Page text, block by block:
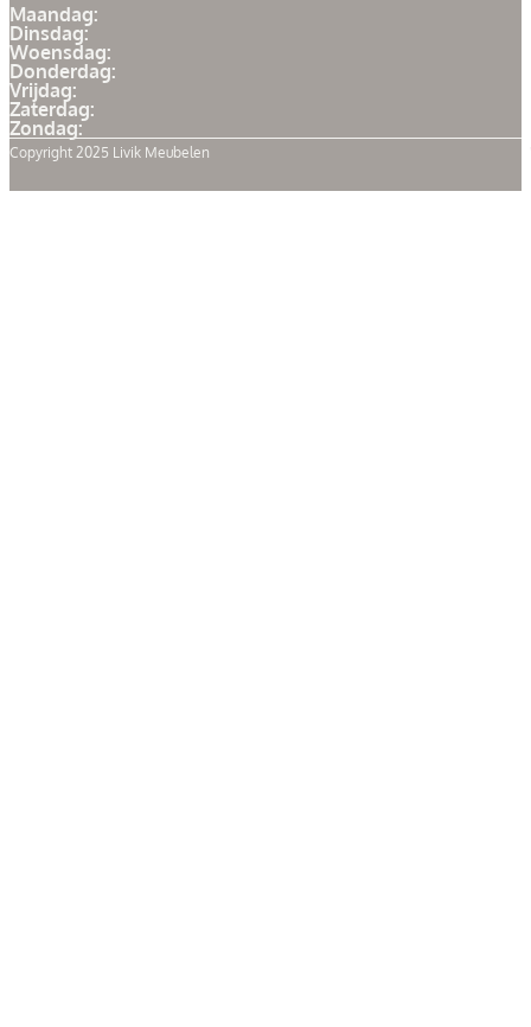
Maandag:
Dinsdag:
Woensdag:
Donderdag:
Vrijdag:
Zaterdag:
Zondag:
Copyright 2025 Livik Meubelen